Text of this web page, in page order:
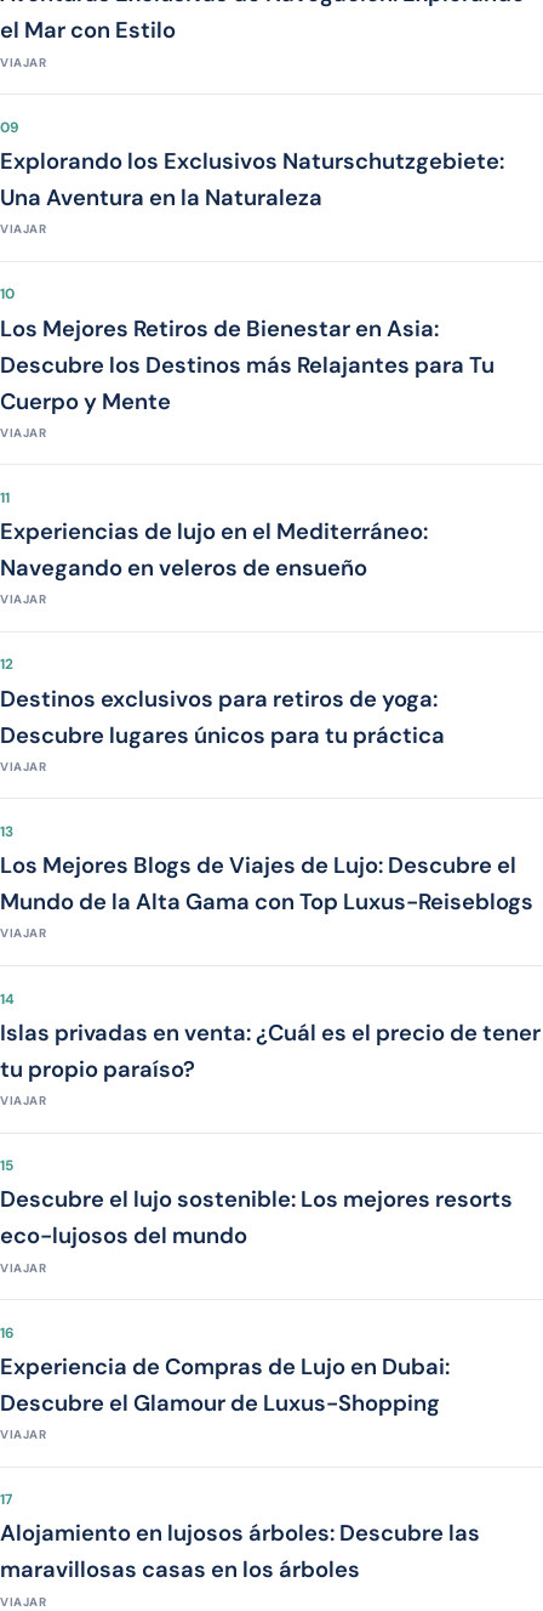
el Mar con Estilo
VIAJAR
09
Explorando los Exclusivos Naturschutzgebiete:
Una Aventura en la Naturaleza
VIAJAR
10
Los Mejores Retiros de Bienestar en Asia:
Descubre los Destinos más Relajantes para Tu
Cuerpo y Mente
VIAJAR
11
Experiencias de lujo en el Mediterráneo:
Navegando en veleros de ensueño
VIAJAR
12
Destinos exclusivos para retiros de yoga:
Descubre lugares únicos para tu práctica
VIAJAR
13
Los Mejores Blogs de Viajes de Lujo: Descubre el
Mundo de la Alta Gama con Top Luxus-Reiseblogs
VIAJAR
14
Islas privadas en venta: ¿Cuál es el precio de tener
tu propio paraíso?
VIAJAR
15
Descubre el lujo sostenible: Los mejores resorts
eco-lujosos del mundo
VIAJAR
16
Experiencia de Compras de Lujo en Dubai:
Descubre el Glamour de Luxus-Shopping
VIAJAR
17
Alojamiento en lujosos árboles: Descubre las
maravillosas casas en los árboles
VIAJAR